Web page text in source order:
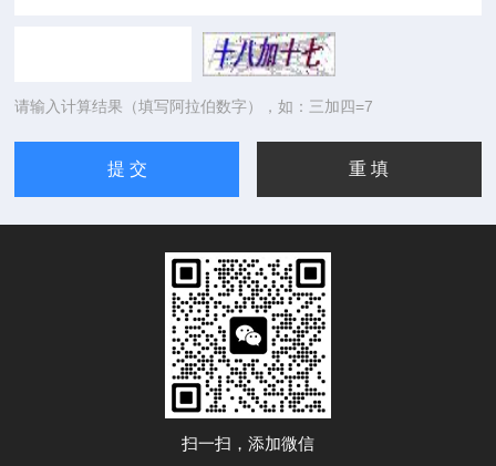
请输入计算结果（填写阿拉伯数字），如：三加四=7
扫一扫，添加微信